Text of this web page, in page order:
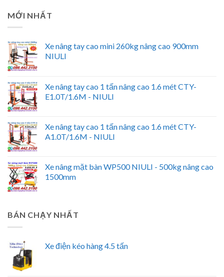
MỚI NHẤT
Xe nâng tay cao mini 260kg nâng cao 900mm
NIULI
Xe nâng tay cao 1 tấn nâng cao 1.6 mét CTY-
E1.0T/1.6M - NIULI
Xe nâng tay cao 1 tấn nâng cao 1.6 mét CTY-
A1.0T/1.6M - NIULI
Xe nâng mặt bàn WP500 NIULI - 500kg nâng cao
1500mm
BÁN CHẠY NHẤT
Xe điện kéo hàng 4.5 tấn